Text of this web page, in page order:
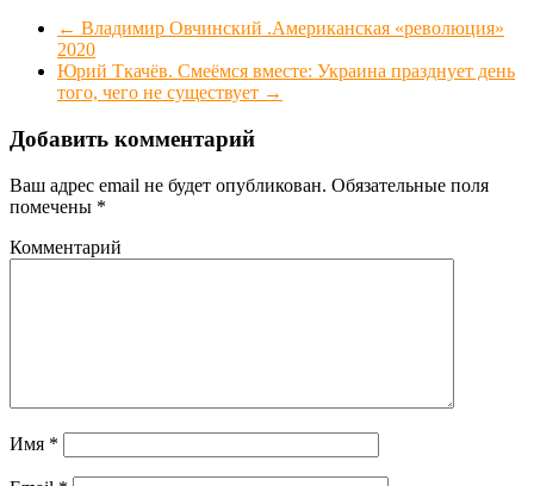
← Владимир Овчинский .Американская «революция»
2020
Юрий Ткачёв. Смеёмся вместе: Украина празднует день
того, чего не существует →
Добавить комментарий
Ваш адрес email не будет опубликован. Обязательные поля
помечены *
Комментарий
Имя *